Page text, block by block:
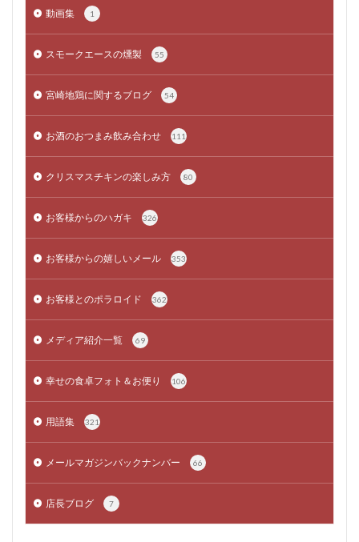
動画集 1
スモークエースの燻製 55
宮崎地鶏に関するブログ 54
お酒のおつまみ飲み合わせ 111
クリスマスチキンの楽しみ方 80
お客様からのハガキ 326
お客様からの嬉しいメール 353
お客様とのポラロイド 362
メディア紹介一覧 69
幸せの食卓フォト＆お便り 106
用語集 321
メールマガジンバックナンバー 66
店長ブログ 7